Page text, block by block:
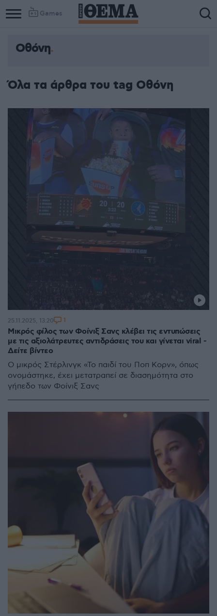
Games
Οθόνη
Όλα τα άρθρα του tag Οθόνη
Μικρός φίλος των Φοίνιξ Σανς κλέβει τις εντυπώσεις
με τις αξιολάτρευτες αντιδράσεις του και γίνεται viral -
Δείτε βίντεο
Ο μικρός Στέρλινγκ «Το παιδί του Ποπ Κορν», όπως
ονομάστηκε, έχει μετατραπεί σε διασημότητα στο
γήπεδο των Φοίνιξ Σανς
25.11.2025, 13:20 1